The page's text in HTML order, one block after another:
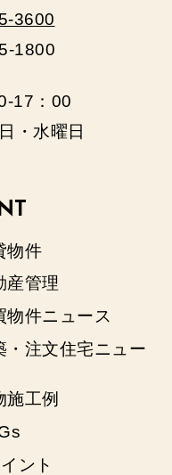
3600
1800
：00
・水曜日
物件
産管理
物件ニュース
・注文住宅ニュー
施工例
ント